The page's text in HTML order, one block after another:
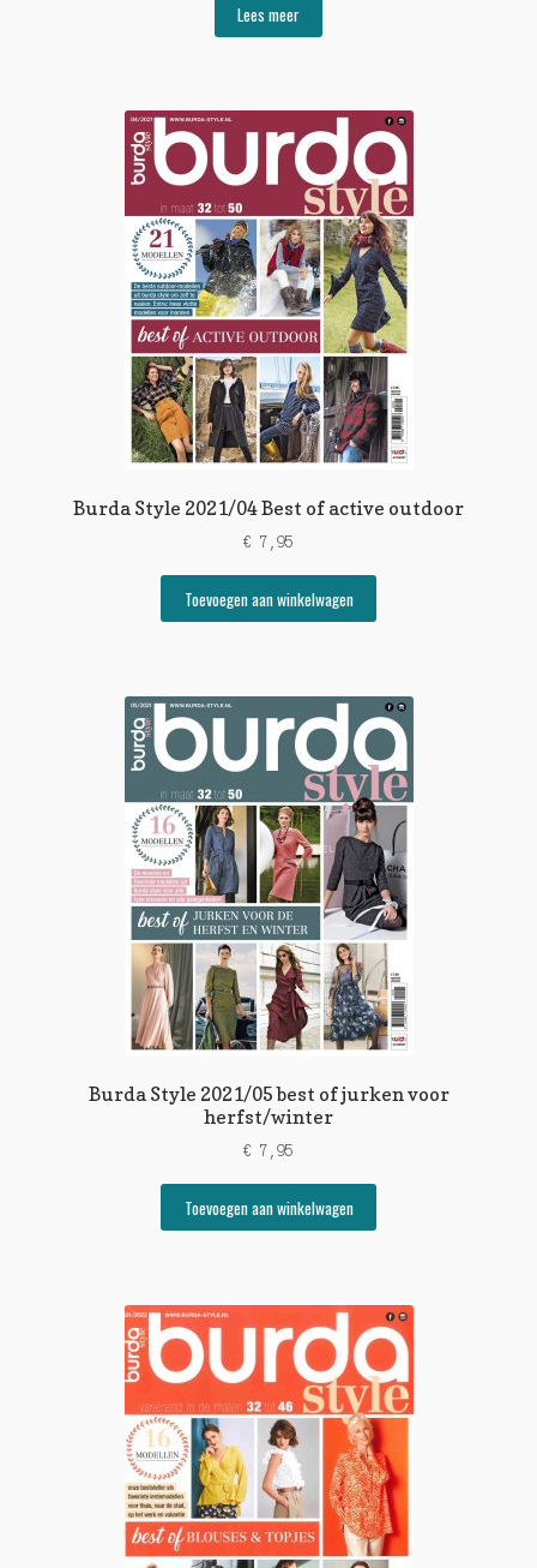
Lees meer
Burda Style 2021/04 Best of active outdoor
€ 7,95
Toevoegen aan winkelwagen
Burda Style 2021/05 best of jurken voor
herfst/winter
€ 7,95
Toevoegen aan winkelwagen